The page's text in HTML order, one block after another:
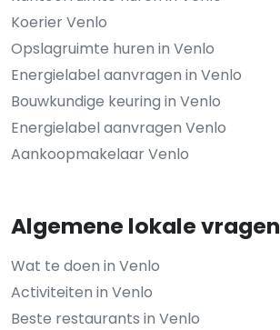
Koerier Venlo
Opslagruimte huren in Venlo
Energielabel aanvragen in Venlo
Bouwkundige keuring in Venlo
Energielabel aanvragen Venlo
Aankoopmakelaar Venlo
Algemene lokale vragen
Wat te doen in Venlo
Activiteiten in Venlo
Beste restaurants in Venlo